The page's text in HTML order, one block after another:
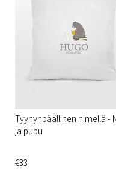
Tyynynpäällinen nimellä -
ja pupu
€33